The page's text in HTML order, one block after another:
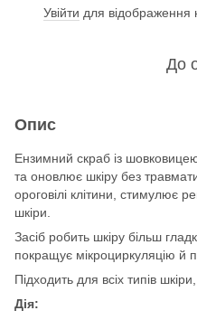
Увійти для відображення
До
Опис
Ензимний скраб із
та оновлює шкіру без
ороговілі клітини, стимулює
шкіри.
Засіб робить шкіру більш
покращує мікроциркуляцію й
Підходить для всіх типів
Дія: